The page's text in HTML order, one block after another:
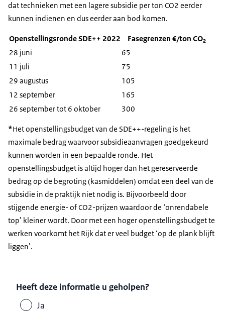
dat technieken met een lagere subsidie per ton CO2 eerder
kunnen indienen en dus eerder aan bod komen.
Openstellingsronde SDE++ 2022
Fasegrenzen €/ton CO₂
28 juni
65
11 juli
75
29 augustus
105
12 september
165
26 september tot 6 oktober
300
*Het openstellingsbudget van de SDE++-regeling is het
maximale bedrag waarvoor subsidieaanvragen goedgekeurd
kunnen worden in een bepaalde ronde. Het
openstellingsbudget is altijd hoger dan het gereserveerde
bedrag op de begroting (kasmiddelen) omdat een deel van de
subsidie in de praktijk niet nodig is. Bijvoorbeeld door
stijgende energie- of CO2-prijzen waardoor de ‘onrendabele
top’ kleiner wordt. Door met een hoger openstellingsbudget te
werken voorkomt het Rijk dat er veel budget ‘op de plank blijft
liggen’.
Heeft deze informatie u geholpen?
Ja